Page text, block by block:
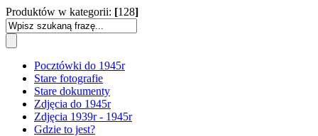
Produktów w kategorii: [128]
Pocztówki do 1945r
Stare fotografie
Stare dokumenty
Zdjęcia do 1945r
Zdjęcia 1939r - 1945r
Gdzie to jest?